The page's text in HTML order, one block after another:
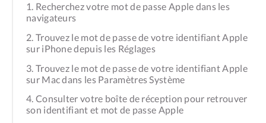
1. Recherchez votre mot de passe Apple dans les
navigateurs
2. Trouvez le mot de passe de votre identifiant Apple
sur iPhone depuis les Réglages
3. Trouvez le mot de passe de votre identifiant Apple
sur Mac dans les Paramètres Système
4. Consulter votre boîte de réception pour retrouver
son identifiant et mot de passe Apple